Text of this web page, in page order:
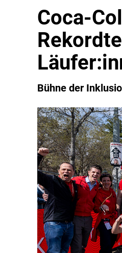
Coca-
Bühne der